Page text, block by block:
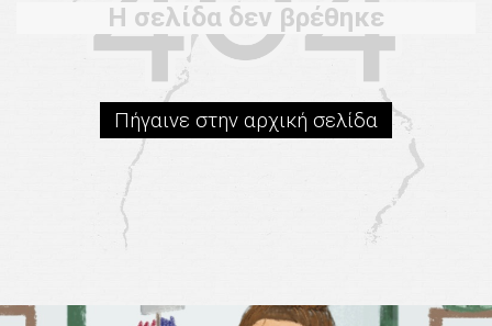
Η σελίδα δεν βρέθηκε
Πήγαινε στην αρχική σελίδα